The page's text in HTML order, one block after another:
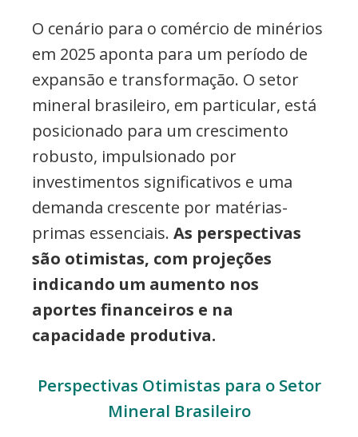
O cenário para o comércio de minérios
em 2025 aponta para um período de
expansão e transformação. O setor
mineral brasileiro, em particular, está
posicionado para um crescimento
robusto, impulsionado por
investimentos significativos e uma
demanda crescente por matérias-
primas essenciais. As perspectivas
são otimistas, com projeções
indicando um aumento nos
aportes financeiros e na
capacidade produtiva.
Perspectivas Otimistas para o Setor
Mineral Brasileiro